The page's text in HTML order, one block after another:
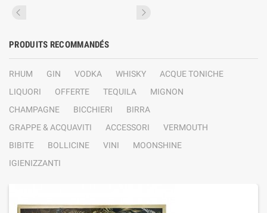
PRODUITS RECOMMANDÉS
RHUM GIN VODKA WHISKY
ACQUE TONICHE
LIQUORI
OFFERTE TEQUILA
MIGNON
CHAMPAGNE
BICCHIERI
BIRRA
GRAPPE & ACQUAVITI
ACCESSORI
VERMOUTH
BIBITE
BOLLICINE VINI
MOONSHINE
IGIENIZZANTI